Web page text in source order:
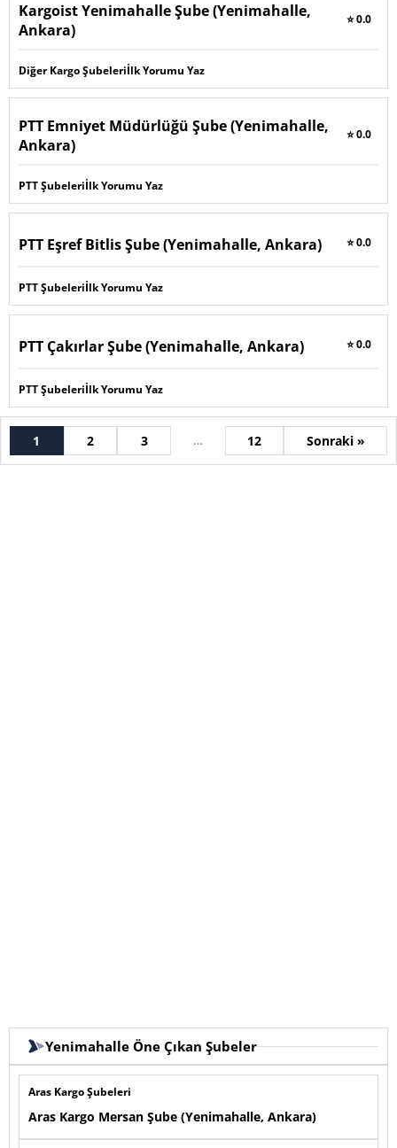
Kargoist Yenimahalle Şube (Yenimahalle,
Ankara)
⭐ 0.0
Diğer Kargo Şubeleriİlk Yorumu Yaz
PTT Emniyet Müdürlüğü Şube (Yenimahalle,
Ankara)
⭐ 0.0
PTT Şubeleriİlk Yorumu Yaz
PTT Eşref Bitlis Şube (Yenimahalle, Ankara) ⭐ 0.0
PTT Şubeleriİlk Yorumu Yaz
PTT Çakırlar Şube (Yenimahalle, Ankara) ⭐ 0.0
PTT Şubeleriİlk Yorumu Yaz
1 2 3 … 12 Sonraki »
Yenimahalle Öne Çıkan Şubeler
Aras Kargo Şubeleri
Aras Kargo Mersan Şube (Yenimahalle, Ankara)